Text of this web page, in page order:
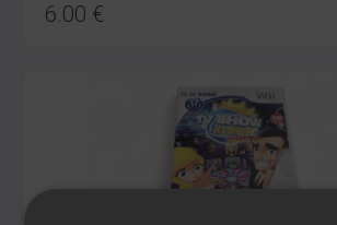
6.00 €